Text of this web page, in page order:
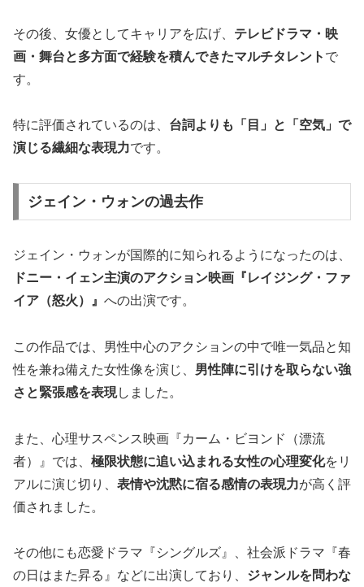
その後、女優としてキャリアを広げ、 テレビドラマ・映
画・舞台と多方面で経験を積んできたマルチタレント で
す。
特に評価されているのは、 台詞よりも「目」と「空気」で
演じる繊細な表現力です。
ジェイン・ウォンの過去作
ジェイン・ウォンが国際的に知られるようになったのは、
ドニー・イェン主演のアクション映画『レイジング・ファ
イア（怒火）』 への出演です。
この作品では、男性中心のアクションの中で唯一気品と知
性を兼ね備えた女性像を演じ、 男性陣に引けを取らない強
さと緊張感を表現しました。
また、心理サスペンス映画『カーム・ビヨンド（漂流
者）』では、 極限状態に追い込まれる女性の心理変化をリ
アルに演じ切り、 表情や沈黙に宿る感情の表現力が高く評
価されました。
その他にも恋愛ドラマ『シングルズ』、社会派ドラマ『春
の日はまた昇る』などに出演しており、 ジャンルを問わな